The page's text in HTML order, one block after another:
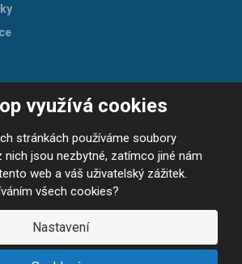
využívá cookies
stránkách používáme soubory
nich jsou nezbytné, zatímco jiné nám
web a váš uživatelský zážitek.
všech cookies?
Nastavení
POTŘEBY
stránek ||GDPR